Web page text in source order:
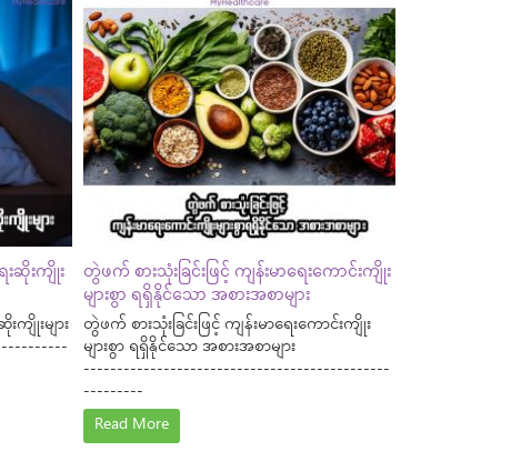
းဆိုးကျိုး
ကျိုးများ
တွဲဖက် စားသုံးခြင်းဖြင့် ကျန်းမာရေးကောင်းကျိုး
များစွာ ရရှိနိုင်သော အစားအစာများ
တွဲဖက် စားသုံးခြင်းဖြင့် ကျန်းမာရေးကောင်းကျိုး
များစွာ ရရှိနိုင်သော အစားအစာများ
----------------------------------------------
---------
Read More